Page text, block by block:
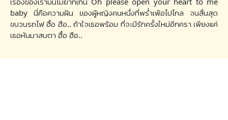
baby นี่คือความฝัน ของผู้หญิงคนหนึ่งที่พร่ำเพ้อไปไกล จนสิ้นสุด
ขบวนรถไฟ ฮื้อ ฮือ.. ถ้าใจเธอพร้อม ที่จะมีรักครั้งใหม่อีกครา เพียงแค่
เธอหันมาสบตา ฮื้อ ฮือ..